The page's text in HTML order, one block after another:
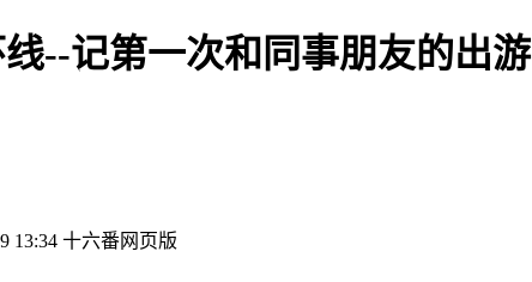
--记第一次和同事朋友的出游
13:34 十六番网页版